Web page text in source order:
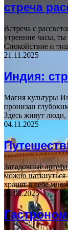
стреча
Встреча с
утренние часы,
Спокойствие и
21.11.2025
Индия:
Магия культуры
пронизан
Здесь живут
04.11.2025
Загадочные
можно наткнуться
хранят в себе
30.08.2025